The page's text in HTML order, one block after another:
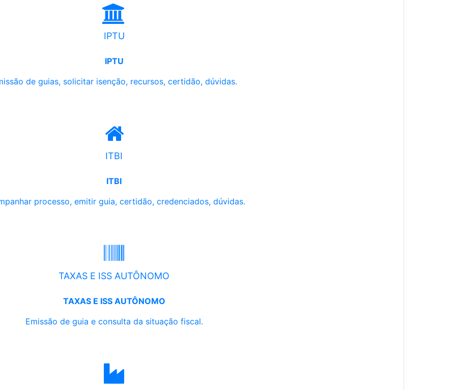
IPTU
IPTU
de guias, solicitar isenção, recursos, certidão, dúvidas.
ITBI
ITBI
processo, emitir guia, certidão, credenciados, dúvidas.
TAXAS E ISS AUTÔNOMO
TAXAS E ISS AUTÔNOMO
Emissão de guia e consulta da situação fiscal.